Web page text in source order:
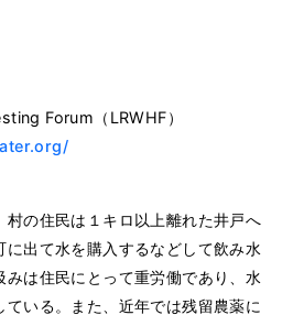
Forum（LRWHF）
の住民は１キロ以上離れた井戸へ
出て水を購入するなどして飲み水
みは住民にとって重労働であり、水
いる。また、近年では残留農薬に